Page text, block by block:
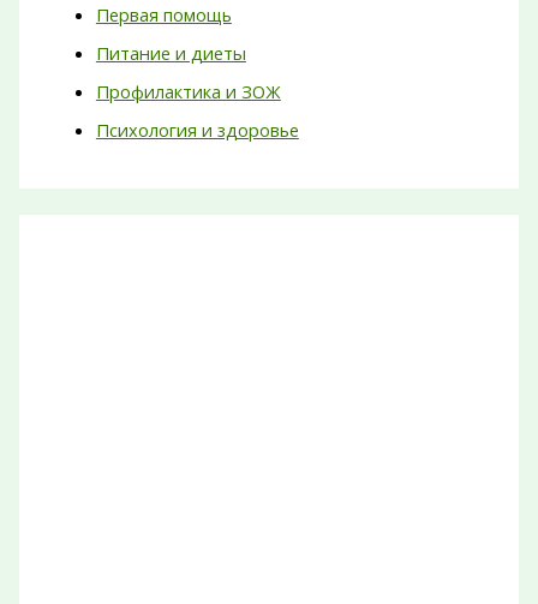
Первая помощь
Питание и диеты
Профилактика и ЗОЖ
Психология и здоровье